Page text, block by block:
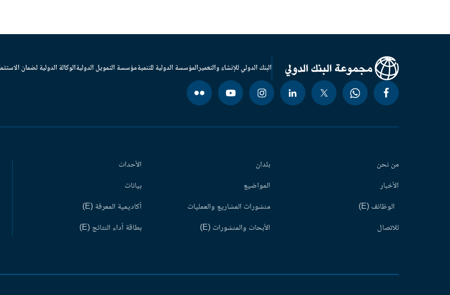
البنك الدولي للإنشاء والتعميرالمؤسسة الدولية للتنميةمؤسسة التمويل الدوليةالوكالة الدولية لضمان
من نحن
الأخبار
الوظائف (E)
للاتصال
بلدان
المواضيع
منشورات المشاريع والعمليات
الأبحاث والمنشورات (E)
الأحداث
بيانات
أكاديمية المعرفة (E)
بطاقة أداء النتائج (E)